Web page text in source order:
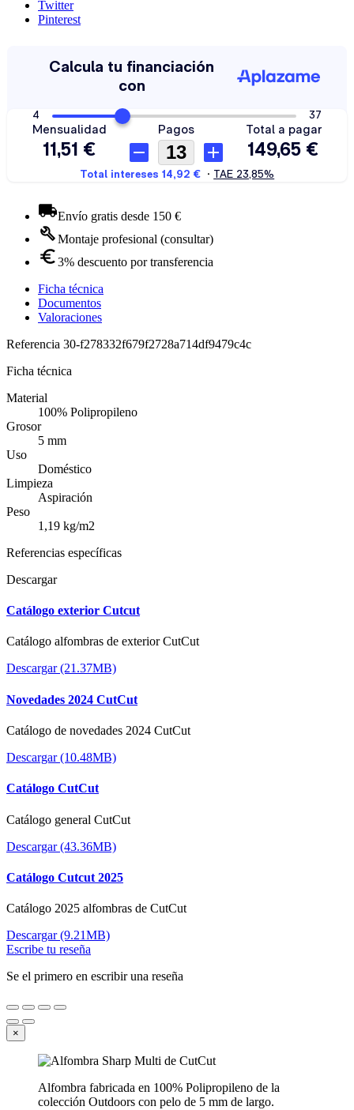
Twitter
Pinterest
Envío gratis desde 150 €
Montaje profesional (consultar)
3% descuento por transferencia
Ficha técnica
Documentos
Valoraciones
Referencia 30-f278332f679f2728a714df9479c4c
Ficha técnica
Material
100% Polipropileno
Grosor
5 mm
Uso
Doméstico
Limpieza
Aspiración
Peso
1,19 kg/m2
Referencias específicas
Descargar
Catálogo exterior Cutcut
Catálogo alfombras de exterior CutCut
Descargar (21.37MB)
Novedades 2024 CutCut
Catálogo de novedades 2024 CutCut
Descargar (10.48MB)
Catálogo CutCut
Catálogo general CutCut
Descargar (43.36MB)
Catálogo Cutcut 2025
Catálogo 2025 alfombras de CutCut
Descargar (9.21MB)
Escribe tu reseña
Se el primero en escribir una reseña
×
Alfombra fabricada en 100% Polipropileno de la
colección Outdoors con pelo de 5 mm de largo.